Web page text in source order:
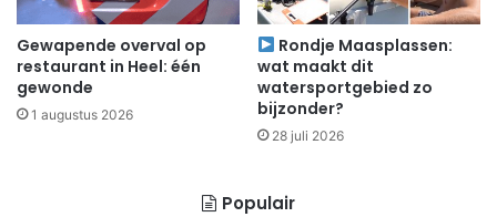
Gewapende overval op
restaurant in Heel: één
gewonde
1 augustus 2026
Rondje Maasplassen:
wat maakt dit
watersportgebied zo
bijzonder?
28 juli 2026
Populair